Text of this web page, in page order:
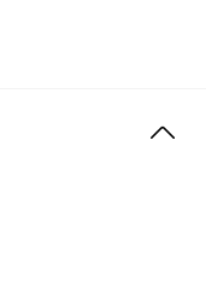
tutta la giornata
Performance Cool,